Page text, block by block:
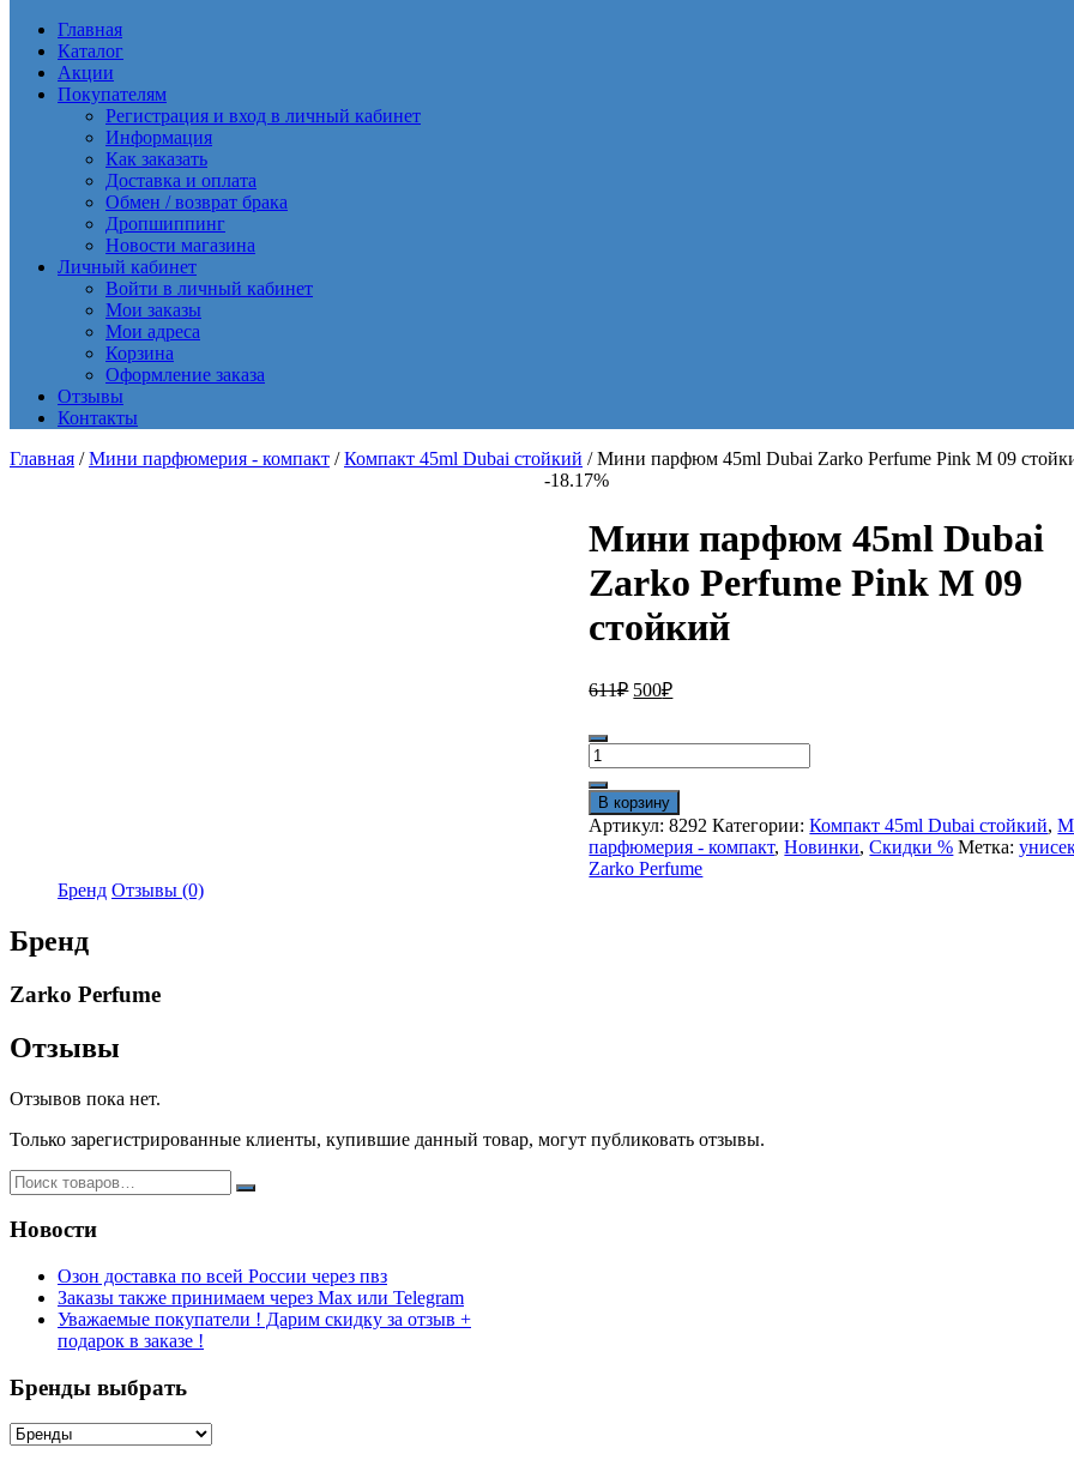
Главная
Каталог
Акции
Покупателям
Регистрация и вход в личный кабинет
Информация
Как заказать
Доставка и оплата
Обмен / возврат брака
Дропшиппинг
Новости магазина
Личный кабинет
Войти в личный кабинет
Мои заказы
Мои адреса
Корзина
Оформление заказа
Отзывы
Контакты
Главная /Мини парфюмерия - компакт /Компакт 45ml Dubai стойкий / Мини парфюм 45ml Dubai Zarko Perfume Pink M 09
-18.17%
Мини парфюм 45ml Dubai
Zarko Perfume Pink M 09
стойкий
611₽ Первоначальная
500₽Текущая
Количество
товара
Мини
парфюм
45ml
Dubai
Zarko
В корзину
Артикул:8292 Категории:Компакт 45ml Dubai стойкий,
парфюмерия - компакт,Новинки,Скидки % Метка:
Zarko Perfume
Бренд Отзывы (0)
Бренд
Zarko Perfume
Отзывы
Отзывов пока нет.
Только зарегистрированные клиенты, купившие данный товар, могут публиковать отзывы.
Новости
Озон доставка по всей России через пвз
Заказы также принимаем через Max или Telegram
Уважаемые покупатели ! Дарим скидку за отзыв +
подарок в заказе !
Бренды выбрать